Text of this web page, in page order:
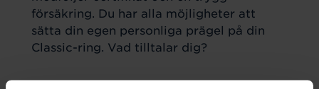
försäkring. Du har alla möjligheter att
sätta din egen personliga prägel på din
Classic-ring. Vad tilltalar dig?